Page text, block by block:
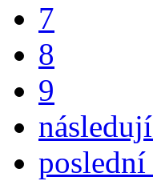
7
8
9
poslední